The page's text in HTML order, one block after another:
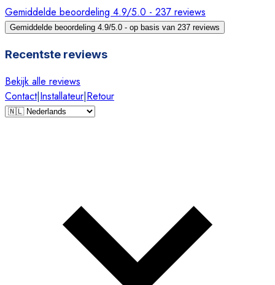
Gemiddelde beoordeling 4.9/5.0 - 237 reviews
Gemiddelde beoordeling 4.9/5.0 - op basis van 237 reviews
Recentste reviews
Bekijk alle reviews
Contact|Installateur|Retour